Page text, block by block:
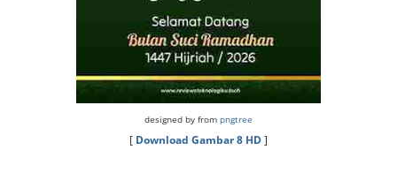
designed by from pngtree
[ Download Gambar 8 HD]